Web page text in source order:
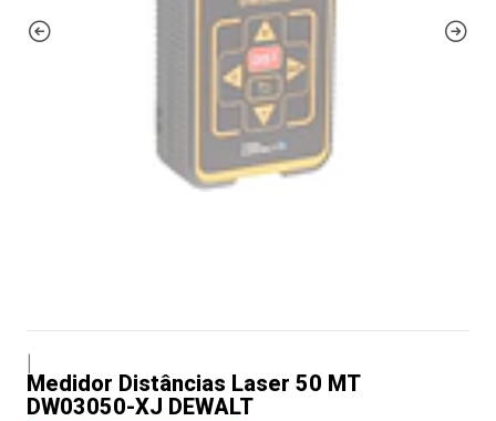
Medidor Distâncias Laser 50 MT
DW03050-XJ DEWALT